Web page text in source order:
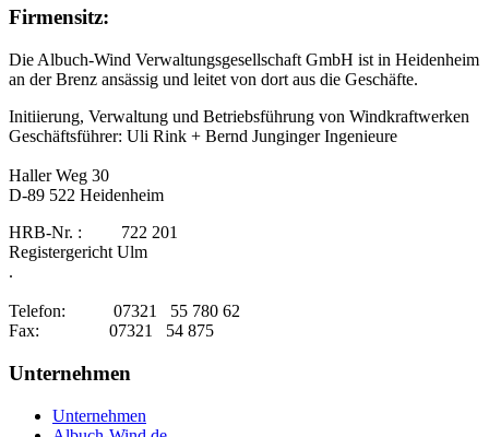
Firmensitz:
Die Albuch-Wind Verwaltungsgesellschaft GmbH ist in Heidenheim
an der Brenz ansässig und leitet von dort aus die Geschäfte.
Initiierung, Verwaltung und Betriebsführung von Windkraftwerken
Geschäftsführer: Uli Rink + Bernd Junginger Ingenieure
Haller Weg 30
D-89 522 Heidenheim
HRB-Nr. : 722 201
Registergericht Ulm
.
Telefon: 07321 55 780 62
Fax: 07321 54 875
Unternehmen
Unternehmen